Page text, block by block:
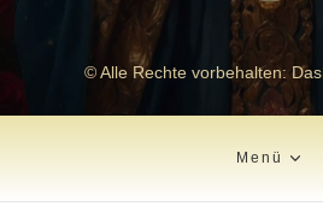
© Alle Rechte vorbehalten:
Menü